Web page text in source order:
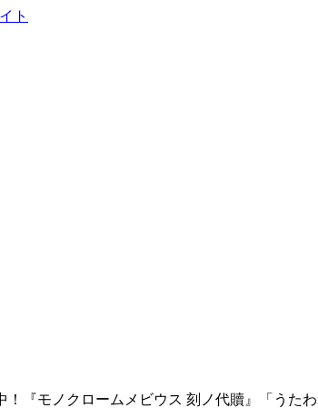
！『モノクロームメビウス 刻ノ代贖』「うた